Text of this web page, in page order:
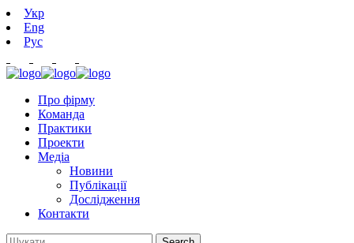
Укр
Eng
Рус
Про фірму
Команда
Практики
Проекти
Медіа
Новини
Публікації
Дослідження
Контакти